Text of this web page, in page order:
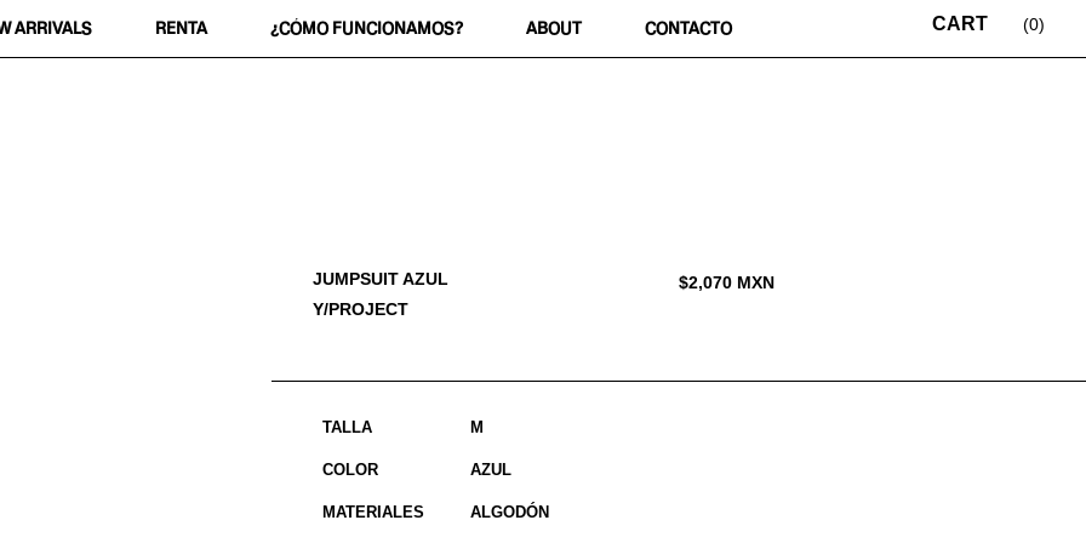
ARRIVALS RENTA ¿CÓMO FUNCIONAMOS? ABOUT CONTACTO 0
JUMPSUIT AZUL
Y/PROJECT
$2,070 MXN
TALLA M
COLOR AZUL
MATERIALES ALGODÓN